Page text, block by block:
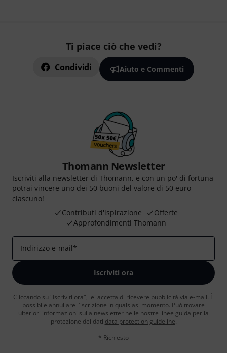
Ti piace ciò che vedi?
Condividi Aiuto e Commenti
Thomann Newsletter
Iscriviti alla newsletter di Thomann, e con un po' di fortuna
potrai vincere uno dei 50 buoni del valore di 50 euro
ciascuno!
Contributi d'ispirazione
Offerte
Approfondimenti Thomann
Indirizzo e-mail*
Iscriviti ora
Cliccando su "Iscriviti ora", lei accetta di ricevere pubblicità via e-mail. È
possibile annullare l'iscrizione in qualsiasi momento. Può trovare
ulteriori informazioni sulla newsletter nelle nostre linee guida per la
protezione dei dati data protection guideline.
* Richiesto